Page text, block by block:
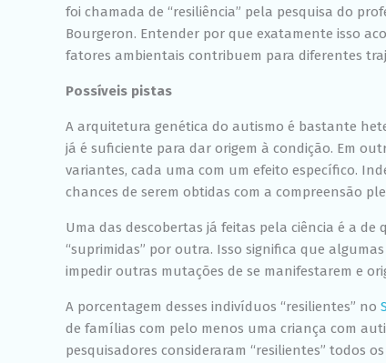
foi chamada de “resiliência” pela pesquisa do
Bourgeron. Entender por que exatamente isso
fatores ambientais contribuem para diferentes
Possíveis pistas
A arquitetura genética do autismo é bastante
já é suficiente para dar origem à condição. Em
variantes, cada uma com um efeito específico.
chances de serem obtidas com a compreensão
Uma das descobertas já feitas pela ciência é a
“suprimidas” por outra. Isso significa que
impedir outras mutações de se manifestarem e
A porcentagem desses indivíduos “resilientes” no
de famílias com pelo menos uma criança com
pesquisadores consideraram “resilientes” todos